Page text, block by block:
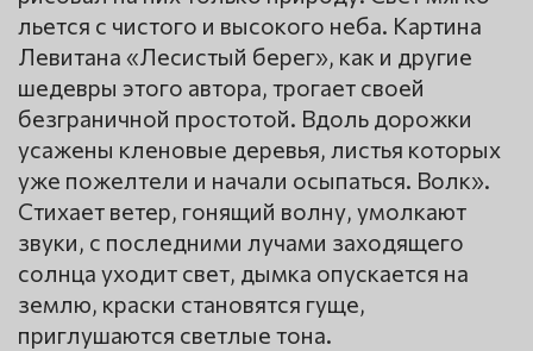
льется с чистого и высокого неба. Картина
Левитана «Лесистый берег», как и другие
шедевры этого автора, трогает своей
безграничной простотой. Вдоль дорожки
усажены кленовые деревья, листья которых
уже пожелтели и начали осыпаться. Волк».
Стихает ветер, гонящий волну, умолкают
звуки, с последними лучами заходящего
солнца уходит свет, дымка опускается на
землю, краски становятся гуще,
приглушаются светлые тона.